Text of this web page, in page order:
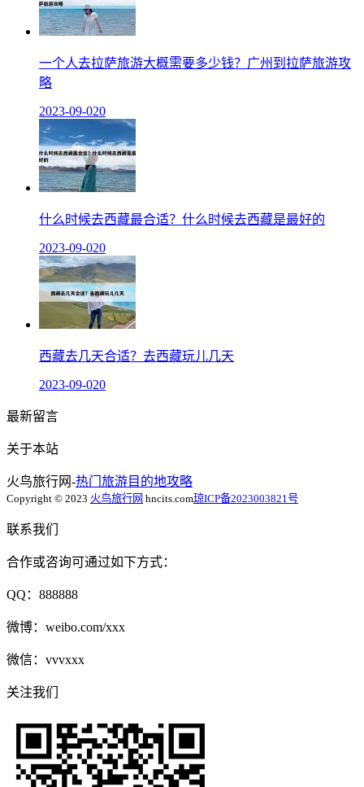
一个人去拉萨旅游大概需要多少钱？广州到拉萨旅游攻
略
2023-09-020
什么时候去西藏最合适？什么时候去西藏是最好的
2023-09-020
西藏去几天合适？去西藏玩儿几天
2023-09-020
最新留言
关于本站
火鸟旅行网-热门旅游目的地攻略
Copyright © 2023 火鸟旅行网 hncits.com琼ICP备2023003821号
联系我们
合作或咨询可通过如下方式：
QQ：888888
微博：weibo.com/xxx
微信：vvvxxx
关注我们